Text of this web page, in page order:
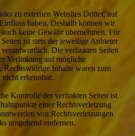
zu externen Websites Dritter, auf
haben. Deshalb können wir
keine Gewähr übernehmen. Für
ist stets der jeweilige Anbieter
Die verlinkten Seiten
Verlinkung auf mögliche
Rechtswidrige Inhalte waren zum
erkennbar.
Kontrolle der verlinkten Seiten ist
einer Rechtsverletzung
von Rechtsverletzungen
umgehend entfernen.